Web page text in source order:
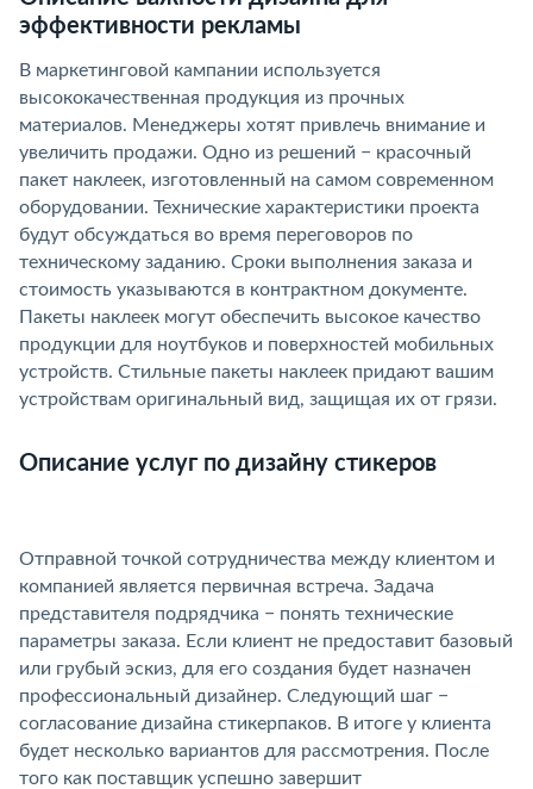
эффективности рекламы
В маркетинговой кампании используется
высококачественная продукция из прочных
материалов. Менеджеры хотят привлечь внимание и
увеличить продажи. Одно из решений − красочный
пакет наклеек, изготовленный на самом современном
оборудовании. Технические характеристики проекта
будут обсуждаться во время переговоров по
техническому заданию. Сроки выполнения заказа и
стоимость указываются в контрактном документе.
Пакеты наклеек могут обеспечить высокое качество
продукции для ноутбуков и поверхностей мобильных
устройств. Стильные пакеты наклеек придают вашим
устройствам оригинальный вид, защищая их от грязи.
Описание услуг по дизайну стикеров
Отправной точкой сотрудничества между клиентом и
компанией является первичная встреча. Задача
представителя подрядчика − понять технические
параметры заказа. Если клиент не предоставит базовый
или грубый эскиз, для его создания будет назначен
профессиональный дизайнер. Следующий шаг −
согласование дизайна стикерпаков. В итоге у клиента
будет несколько вариантов для рассмотрения. После
того как поставщик успешно завершит